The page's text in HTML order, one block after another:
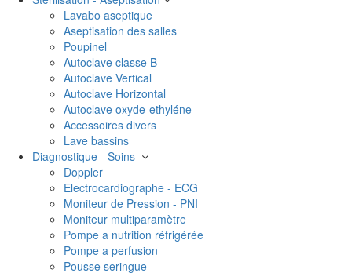
Lavabo aseptique
Aseptisation des salles
Poupinel
Autoclave classe B
Autoclave Vertical
Autoclave Horizontal
Autoclave oxyde-ethyléne
Accessoires divers
Lave bassins
Diagnostique - Soins
Doppler
Electrocardiographe - ECG
Moniteur de Pression - PNI
Moniteur multiparamètre
Pompe a nutrition réfrigérée
Pompe a perfusion
Pousse seringue